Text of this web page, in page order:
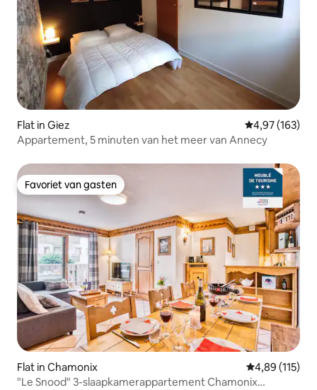
Flat in Giez Gemiddelde
4,97 (163)
Appartement, 5 minuten van het meer van Annecy
Favoriet van gasten
Favoriet van gasten
Flat in Chamonix Gemiddelde
4,89 (115)
"Le Snood" 3-slaapkamerappartement Chamonix